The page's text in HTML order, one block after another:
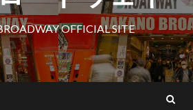
OFFICIAL SITE